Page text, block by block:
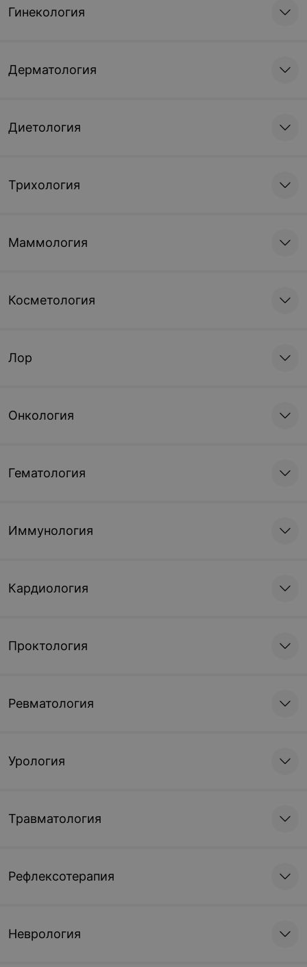
Гинекология
Дерматология
Диетология
Трихология
Маммология
Косметология
Лор
Онкология
Гематология
Иммунология
Кардиология
Проктология
Ревматология
Урология
Травматология
Рефлексотерапия
Неврология